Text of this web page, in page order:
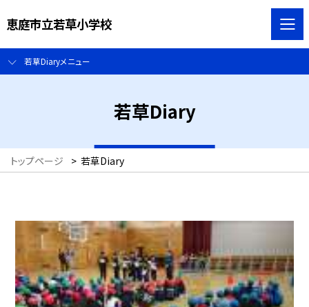
恵庭市立若草小学校
若草Diaryメニュー
若草Diary
トップページ > 若草Diary